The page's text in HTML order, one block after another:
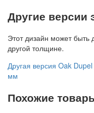
Другие версии
Этот дизайн может быть
другой толщине.
Другая версия Oak
мм
Похожие